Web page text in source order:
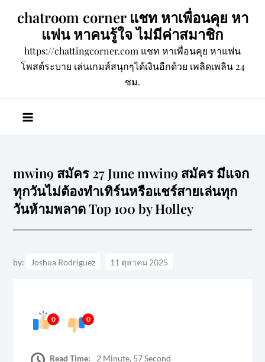
chatroom corner แชท หาเพื่อนคุย หา
แฟน หาคนรู้ใจ ไม่มีค่าสมาชิก
https://chattingcorner.com แชท หาเพื่อนคุย หาแฟน
โพสต์ระบาย เล่นเกมส์สนุกๆได้เงินอีกด้วย เพลิดเพลิน 24
ชม.
mwin9 สมัคร 27 June mwin9 สมัคร มีแจก
ทุกวันไม่ต้องทำเทิร์นหรือแชร์สายเล่นทุก
วันห้ามพลาด Top 100 by Holley
by: Joshua Rodriguez
0 0
Read Time: 2 Minute, 57 Second